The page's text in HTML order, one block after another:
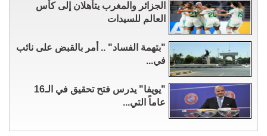
الجزائر والمغرب يتأهلان إلى كأس
العالم للسيدات
"بتهمة الفساد" .. أمر بالقبض على نائب
في...
"يويفا" يدرس فتح تحقيق في الـ16
عاماً التي...